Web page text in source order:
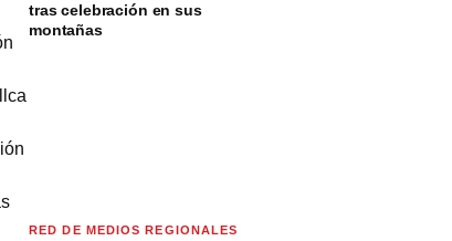
tras celebración en sus
montañas
RED DE MEDIOS REGIONALES